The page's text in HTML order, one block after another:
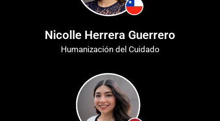
Nicolle Herrera Guerrero
Humanización del Cuidado